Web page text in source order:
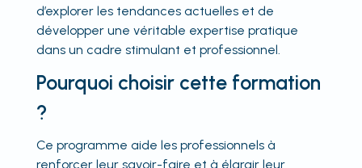
d’explorer les tendances actuelles et de
développer une véritable expertise pratique
dans un cadre stimulant et professionnel.
Pourquoi choisir cette formation
?
Ce programme aide les professionnels à
renforcer leur savoir-faire et à élargir leur